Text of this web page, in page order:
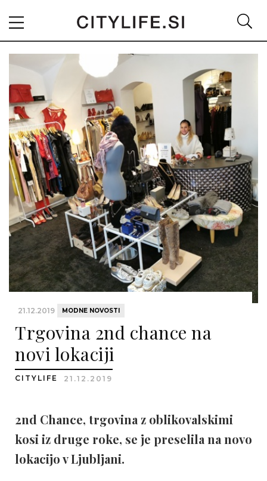
21.12.2019 MODNE NOVOSTI
Trgovina 2nd chance na
novi lokaciji
CITYLIFE 21.12.2019
2nd Chance, trgovina z oblikovalskimi
kosi iz druge roke, se je preselila na novo
lokacijo v Ljubljani.